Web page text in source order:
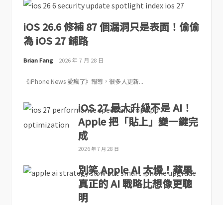
iOS 26.6 修補 87 個漏洞只是表面！偷偷
為 iOS 27 鋪路
Brian Fang 2026 年 7 月 28 日
《iPhone News 愛瘋了》報導，很多人更新...
iOS 27 最大升級不是 AI！
Apple 把「貼上」變一鍵完
成
2026 年 7 月 28 日
別笑 Apple AI 太慢！蘋果
真正的 AI 戰略比想像更聰
明